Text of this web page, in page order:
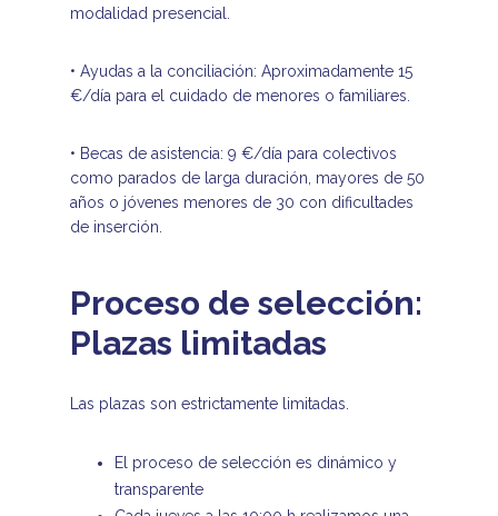
modalidad presencial.
• Ayudas a la conciliación: Aproximadamente 15
€/día para el cuidado de menores o familiares.
• Becas de asistencia: 9 €/día para colectivos
como parados de larga duración, mayores de 50
años o jóvenes menores de 30 con dificultades
de inserción.
Proceso de selección:
Plazas limitadas
Las plazas son estrictamente limitadas.
El proceso de selección es dinámico y
transparente